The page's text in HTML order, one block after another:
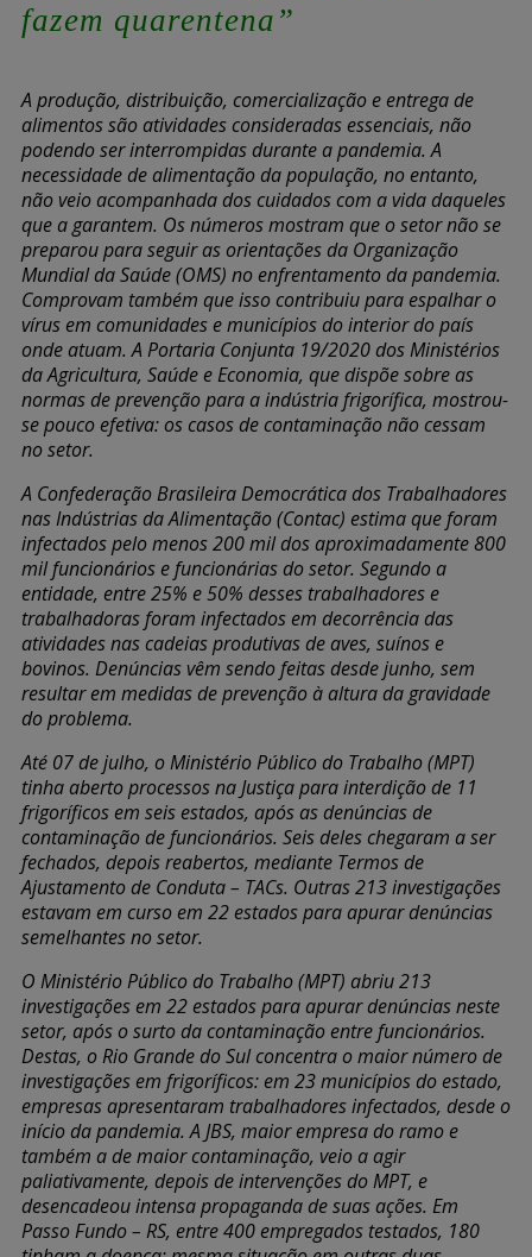
fazem quarentena”
A produção, distribuição, comercialização e entrega de
alimentos são atividades consideradas essenciais, não
podendo ser interrompidas durante a pandemia. A
necessidade de alimentação da população, no entanto,
não veio acompanhada dos cuidados com a vida daqueles
que a garantem. Os números mostram que o setor não se
preparou para seguir as orientações da Organização
Mundial da Saúde (OMS) no enfrentamento da pandemia.
Comprovam também que isso contribuiu para espalhar o
vírus em comunidades e municípios do interior do país
onde atuam. A Portaria Conjunta 19/2020 dos Ministérios
da Agricultura, Saúde e Economia, que dispõe sobre as
normas de prevenção para a indústria frigorífica, mostrou-
se pouco efetiva: os casos de contaminação não cessam
no setor.
A Confederação Brasileira Democrática dos Trabalhadores
nas Indústrias da Alimentação (Contac) estima que foram
infectados pelo menos 200 mil dos aproximadamente 800
mil funcionários e funcionárias do setor. Segundo a
entidade, entre 25% e 50% desses trabalhadores e
trabalhadoras foram infectados em decorrência das
atividades nas cadeias produtivas de aves, suínos e
bovinos. Denúncias vêm sendo feitas desde junho, sem
resultar em medidas de prevenção à altura da gravidade
do problema.
Até 07 de julho, o Ministério Público do Trabalho (MPT)
tinha aberto processos na Justiça para interdição de 11
frigoríficos em seis estados, após as denúncias de
contaminação de funcionários. Seis deles chegaram a ser
fechados, depois reabertos, mediante Termos de
Ajustamento de Conduta – TACs. Outras 213 investigações
estavam em curso em 22 estados para apurar denúncias
semelhantes no setor.
O Ministério Público do Trabalho (MPT) abriu 213
investigações em 22 estados para apurar denúncias neste
setor, após o surto da contaminação entre funcionários.
Destas, o Rio Grande do Sul concentra o maior número de
investigações em frigoríficos: em 23 municípios do estado,
empresas apresentaram trabalhadores infectados, desde o
início da pandemia. A JBS, maior empresa do ramo e
também a de maior contaminação, veio a agir
paliativamente, depois de intervenções do MPT, e
desencadeou intensa propaganda de suas ações. Em
Passo Fundo – RS, entre 400 empregados testados, 180